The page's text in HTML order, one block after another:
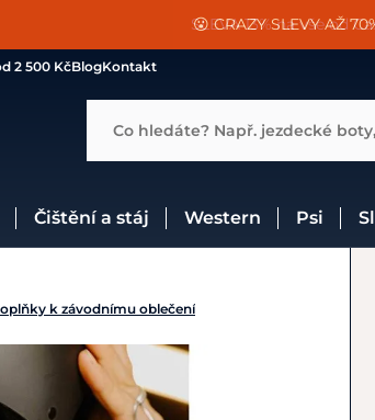
SLEVA 13% na vše od
😮 CRAZY SLEVY AŽ
📐Pasování a doplňky k vybraným
2 500 KčBlogKontakt
Co hledáte? Např. jezdecké
Čištění a stáj Western Psi
k závodnímu oblečení